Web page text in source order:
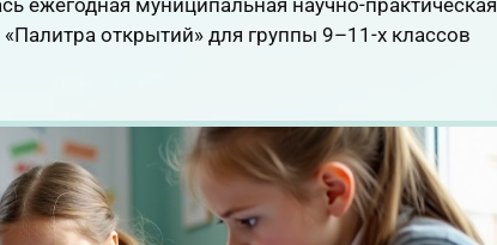
ежегодная муниципальная научно-практическая
открытий» для группы 9–11-х классов